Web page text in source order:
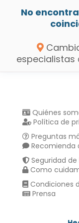
No
especialistas
Quiénes
Política de
Preguntas
Recomienda
Seguridad
Como
Condiciones
Prensa